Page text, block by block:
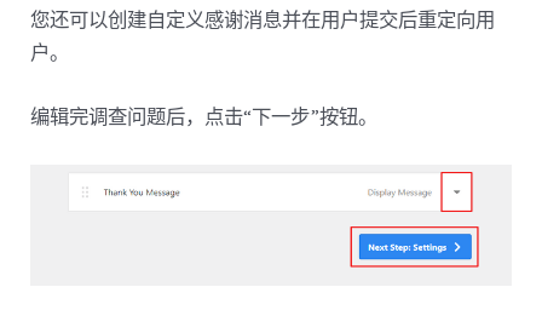
您还可以创建自定义感谢消息并在用户提交后重定向用
户。
编辑完调查问题后，点击“下一步”按钮。